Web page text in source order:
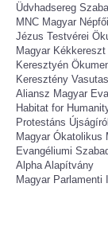
Üdvhadsereg
MNC Magyar
Jézus Testvérei
Magyar
Keresztyén
Keresztény
Aliansz Magyar
Habitat for
Protestáns
Magyar Ókatolikus
Evangéliumi
Alpha Alapítvány
Magyar